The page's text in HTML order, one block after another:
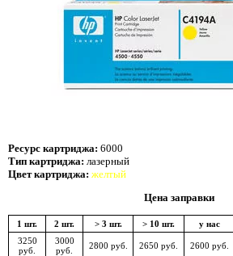
Ресурс картриджа: 6000
Тип картриджа: лазерный
Цвет картриджа: желтый
Цена заправки
1 шт. 2 шт. > 3 шт. > 10 шт. у нас
3250
руб.
3000
руб.
2800 руб. 2650 руб. 2600 руб.